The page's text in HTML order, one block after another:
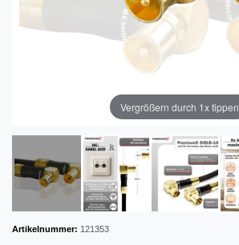
Vergrößern durch 1x tippen
Artikelnummer: 121353